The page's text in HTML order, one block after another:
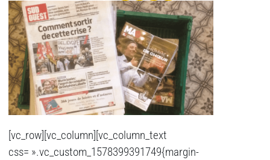
[vc_row][vc_column][vc_column_text
css= ».vc_custom_1578399391749{margin-